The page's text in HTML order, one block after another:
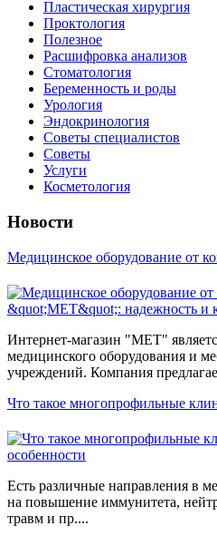
Пластическая хирургия
Проктология
Полезное
Расшифровка анализов
Стоматология
Беременность и роды
Урология
Эндокринология
Советы специалистов
Советы
Услуги
Косметология
Новости
Медицинское оборудование от
Интернет-магазин "МЕТ"
медицинского оборудования и
учреждений. Компания
Что такое многопрофильные
Есть различные направления в
на повышение иммунитета,
травм и пр....